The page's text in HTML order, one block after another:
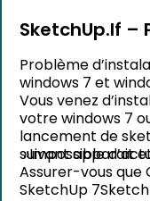
SketchUp.If –
Problème
windows 7 et
Vous venez
votre windows 7
lancement de
suivant apparait
»Impossible
Assurer-vous que
SketchUp